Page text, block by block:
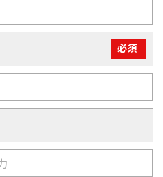
必須